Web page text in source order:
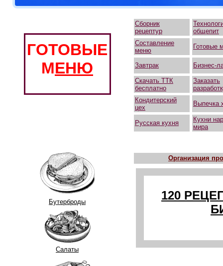
ГОТОВЫЕ
МЕНЮ
Сборник
рецептур
общепит
Составление
меню
Готовые
Завтрак Бизнес-
Скачать ТТК
бесплатно
Заказать
Кондитерский
цех
Выпечка
Русская кухня
Кухни
мира
Бутерброды
Салаты
Организация
120